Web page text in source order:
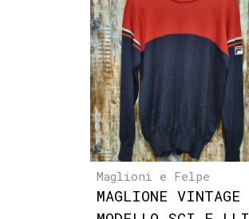
Maglioni e Felpe
MAGLIONE VINTAGE